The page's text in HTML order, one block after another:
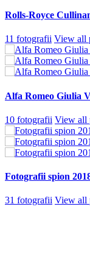
Rolls-Royce
11 fotografii View all
Alfa Romeo Giulia
10 fotografii View all
Fotografii spion
31 fotografii View all